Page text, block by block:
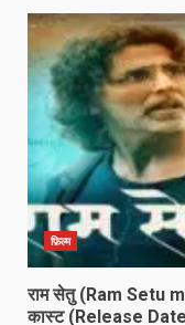
फ़िल्म
राम सेतु (Ram Setu
कास्ट (Release